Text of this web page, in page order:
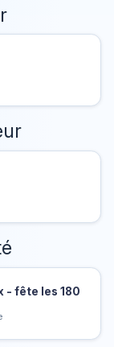
- fête les 180